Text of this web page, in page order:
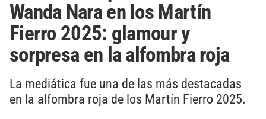
Wanda Nara en los Martín
Fierro 2025: glamour y
sorpresa en la alfombra roja
La mediática fue una de las más destacadas
en la alfombra roja de los Martín Fierro 2025.